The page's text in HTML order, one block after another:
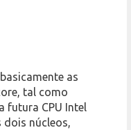
as
tal como
futura CPU Intel
dois núcleos,